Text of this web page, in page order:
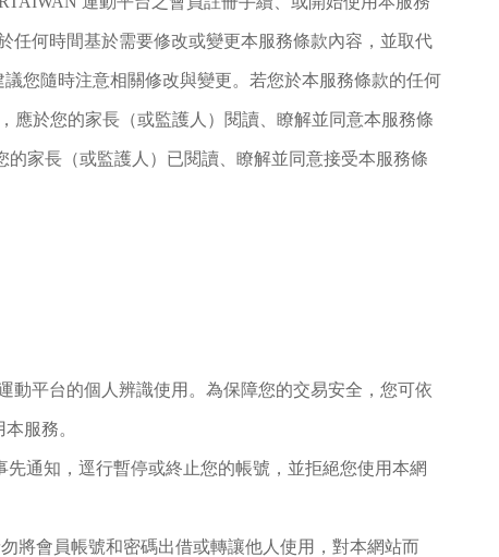
任何時間基於需要修改或變更本服務條款內容，並取代
您隨時注意相關修改與變更。若您於本服務條款的任何
應於您的家長（或監護人）閱讀、瞭解並同意本服務條
家長（或監護人）已閱讀、瞭解並同意接受本服務條
動平台的個人辨識使用。為保障您的交易安全，您可依
服務。
通知，逕行暫停或終止您的帳號，並拒絕您使用本網
將會員帳號和密碼出借或轉讓他人使用，對本網站而